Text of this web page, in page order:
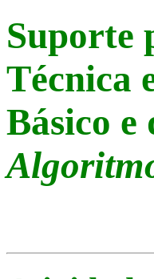
Suporte
Técnica
Básico